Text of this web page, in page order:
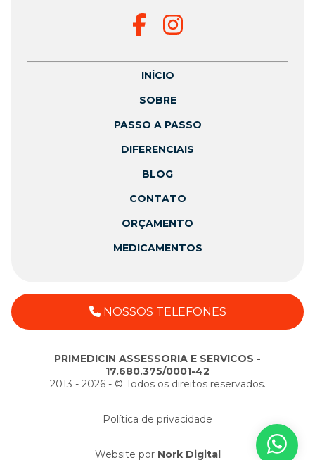
INÍCIO
SOBRE
PASSO A PASSO
DIFERENCIAIS
BLOG
CONTATO
ORÇAMENTO
MEDICAMENTOS
NOSSOS TELEFONES
PRIMEDICIN ASSESSORIA E SERVICOS -
17.680.375/0001-42
2013 - 2026 - ©️ Todos os direitos reservados.
Política de privacidade
Website por Nork Digital